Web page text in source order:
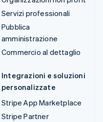
Servizi professionali
Pubblica
amministrazione
Commercio al dettaglio
Integrazioni e soluzioni
personalizzate
Stripe App Marketplace
Stripe Partner